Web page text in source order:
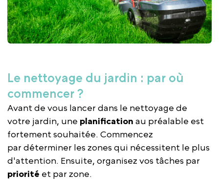
Le nettoyage du jardin : par où
commencer ?
Avant de vous lancer dans le nettoyage de
votre jardin, une planification au préalable est
fortement souhaitée. Commencez
par déterminer les zones qui nécessitent le plus
d'attention. Ensuite, organisez vos tâches par
priorité et par zone.